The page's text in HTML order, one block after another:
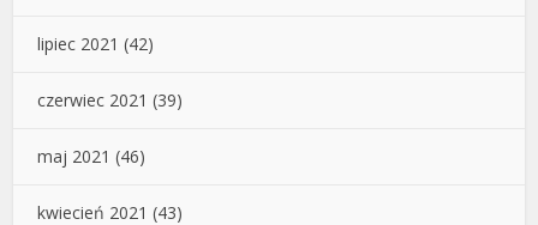
lipiec 2021 (42)
czerwiec 2021 (39)
maj 2021 (46)
kwiecień 2021 (43)